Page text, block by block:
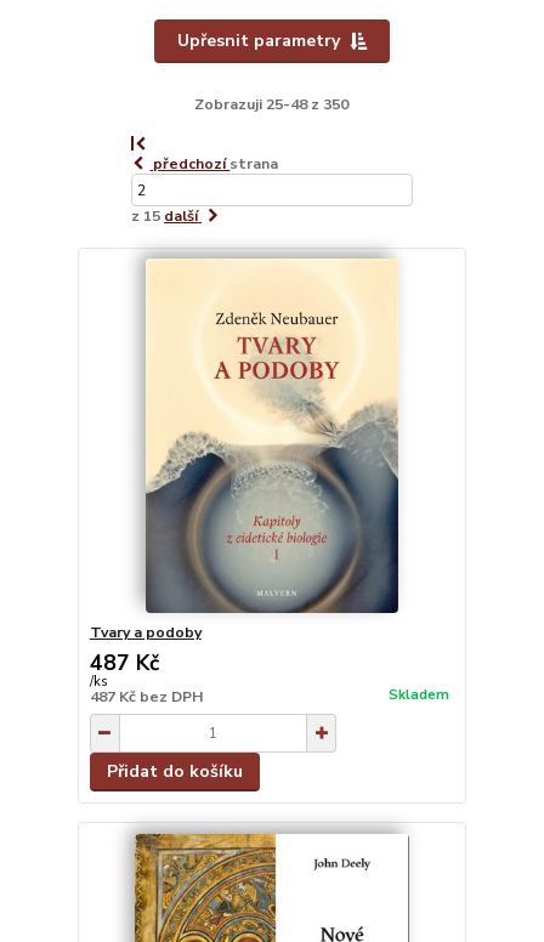
Upřesnit parametry
Zobrazuji 25-48 z 350
předchozístrana
z 15 další
Tvary a podoby
487 Kč
/ks
487 Kč bez DPH Skladem
Přidat do košíku